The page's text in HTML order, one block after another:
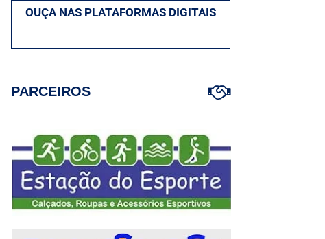
OUÇA NAS PLATAFORMAS DIGITAIS
PARCEIROS